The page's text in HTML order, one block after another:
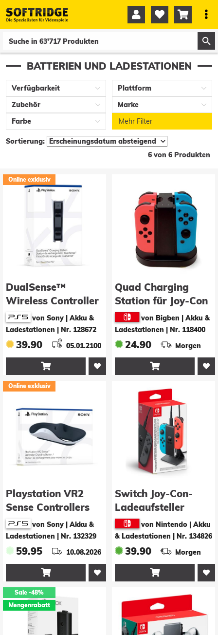
   
BATTERIEN UND LADESTATIONEN
Verfügbarkeit
Plattform
Zubehör
Marke
Farbe
Mehr Filter
Sortierung:
6 von 6 Produkten
Online exklusiv
DualSense™
Wireless Controller
Charging Station
(DOP26)
von Sony | Akku &
Ladestationen
Nr. 128672
39.90 05.01.2100

Quad Charging
Station für Joy-Con
von Bigben | Akku &
Ladestationen
Nr. 118400
24.90 Morgen

Online exklusiv
Playstation VR2
Sense Controllers
Charging Station
von Sony | Akku &
Ladestationen
Nr. 132329
59.95 10.08.2026

Switch Joy-Con-
Ladeaufsteller
von Nintendo | Akku
& Ladestationen
Nr. 134826
39.90 Morgen

Sale -48%
Mengenrabatt